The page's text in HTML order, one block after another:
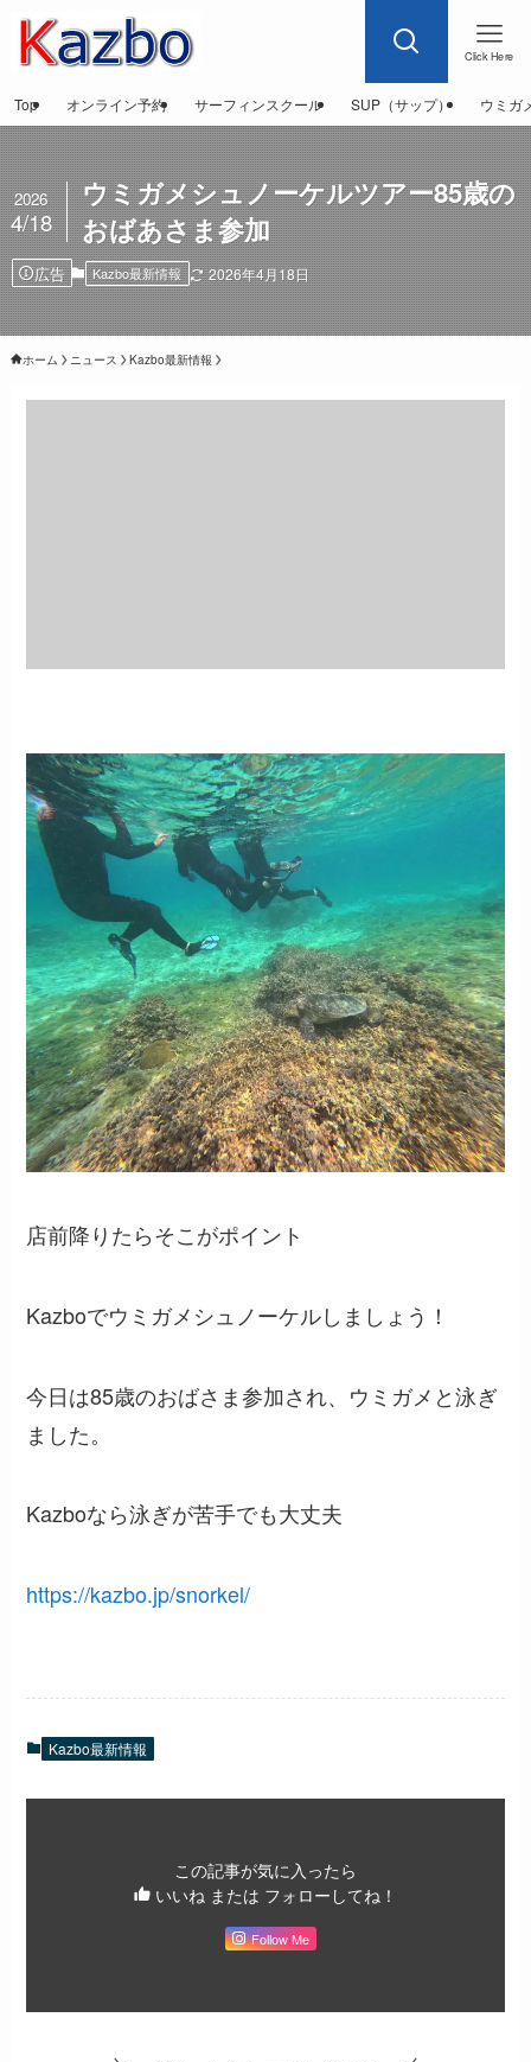
Click Here
Top オンライン予約 サーフィンスクール SUP（サップ） ウミガ
ウミガメシュノーケルツアー85歳の
おばあさま参加
2026
4/18
広告 Kazbo最新情報 2026年4月18日
ホーム ニュース Kazbo最新情報
店前降りたらそこがポイント
Kazboでウミガメシュノーケルしましょう！
今日は85歳のおばさま参加され、ウミガメと泳ぎ
ました。
Kazboなら泳ぎが苦手でも大丈夫
https://kazbo.jp/snorkel/
Kazbo最新情報
この記事が気に入ったら
いいね または フォローしてね！
Follow Me